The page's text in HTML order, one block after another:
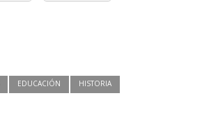
EDUCACIÓN HISTORIA